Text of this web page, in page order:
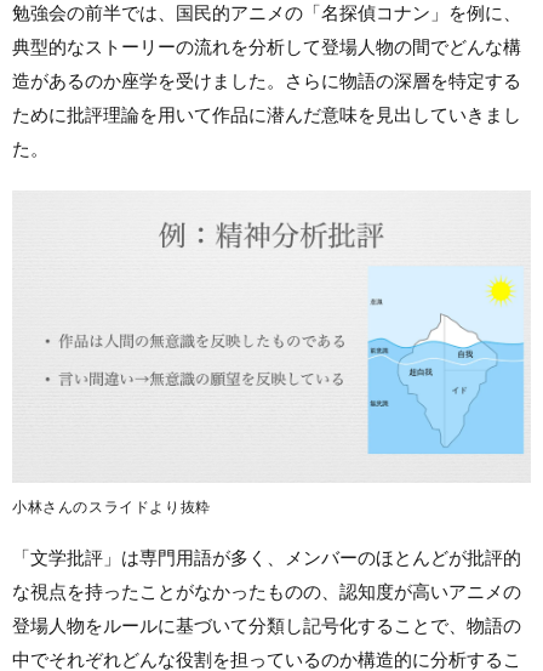
勉強会の前半では、国民的アニメの「名探偵コナン」を例に、
典型的なストーリーの流れを分析して登場人物の間でどんな構
造があるのか座学を受けました。さらに物語の深層を特定する
ために批評理論を用いて作品に潜んだ意味を見出していきまし
た。
小林さんのスライドより抜粋
「文学批評」は専門用語が多く、メンバーのほとんどが批評的
な視点を持ったことがなかったものの、認知度が高いアニメの
登場人物をルールに基づいて分類し記号化することで、物語の
中でそれぞれどんな役割を担っているのか構造的に分析するこ